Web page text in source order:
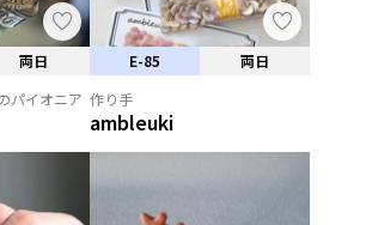
両日
パイオニア
E-85
両日
作り手
ambleuki